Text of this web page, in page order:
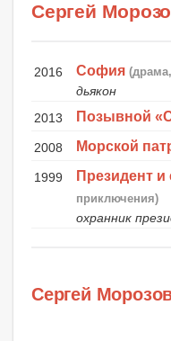
Сергей
2016 София
дьякон
2013
Позывной
2008 Морской
1999 Президент и
приключения)
охранник
Сергей